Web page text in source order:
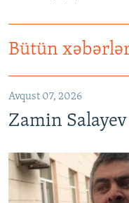
Bütün
Avqust 07, 2026
Zamin Salayev